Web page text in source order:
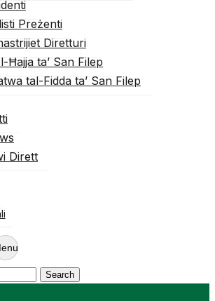
Preżenti
Diretturi
Ħajja ta’ San Filep
tal-Fidda ta’ San Filep
Dirett
Search